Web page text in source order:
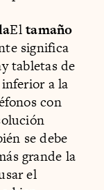
Eltamaño
significa
tabletas de
a la
con
se debe
grande la
el